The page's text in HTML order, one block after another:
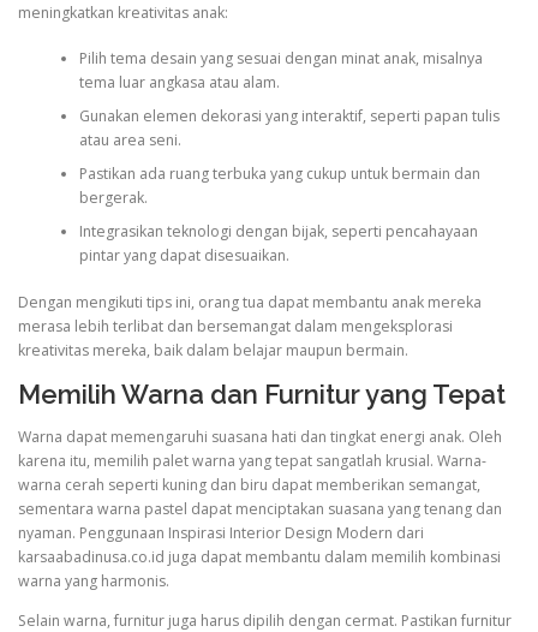
meningkatkan kreativitas anak:
Pilih tema desain yang sesuai dengan minat anak, misalnya
tema luar angkasa atau alam.
Gunakan elemen dekorasi yang interaktif, seperti papan tulis
atau area seni.
Pastikan ada ruang terbuka yang cukup untuk bermain dan
bergerak.
Integrasikan teknologi dengan bijak, seperti pencahayaan
pintar yang dapat disesuaikan.
Dengan mengikuti tips ini, orang tua dapat membantu anak mereka
merasa lebih terlibat dan bersemangat dalam mengeksplorasi
kreativitas mereka, baik dalam belajar maupun bermain.
Memilih Warna dan Furnitur yang Tepat
Warna dapat memengaruhi suasana hati dan tingkat energi anak. Oleh
karena itu, memilih palet warna yang tepat sangatlah krusial. Warna-
warna cerah seperti kuning dan biru dapat memberikan semangat,
sementara warna pastel dapat menciptakan suasana yang tenang dan
nyaman. Penggunaan Inspirasi Interior Design Modern dari
karsaabadinusa.co.id juga dapat membantu dalam memilih kombinasi
warna yang harmonis.
Selain warna, furnitur juga harus dipilih dengan cermat. Pastikan furnitur